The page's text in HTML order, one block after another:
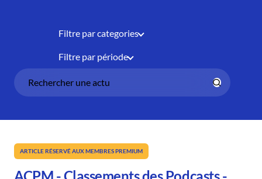
Filtre par categories
Filtre par période
ARTICLE RÉSERVÉ AUX MEMBRES PREMIUM